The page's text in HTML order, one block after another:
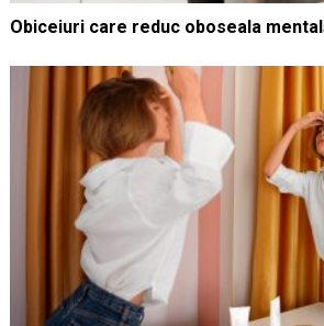
Obiceiuri care reduc oboseala